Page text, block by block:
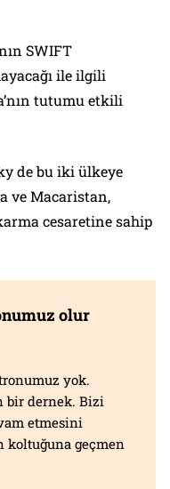
SWIFT
ile ilgili
tutumu etkili
de bu iki ülkeye
ve Macaristan,
cesaretine sahip
olur
yok.
bir dernek. Bizi
etmesini
koltuğuna geçmen